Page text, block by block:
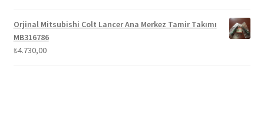
Orjinal Mitsubishi Colt Lancer Ana Merkez Tamir Takımı
MB316786
₺4.730,00